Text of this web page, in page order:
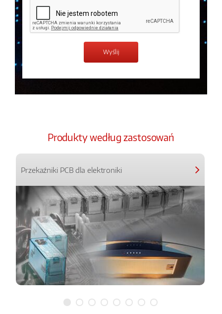
Produkty według zastosowań
Przekaźniki PCB dla elektroniki